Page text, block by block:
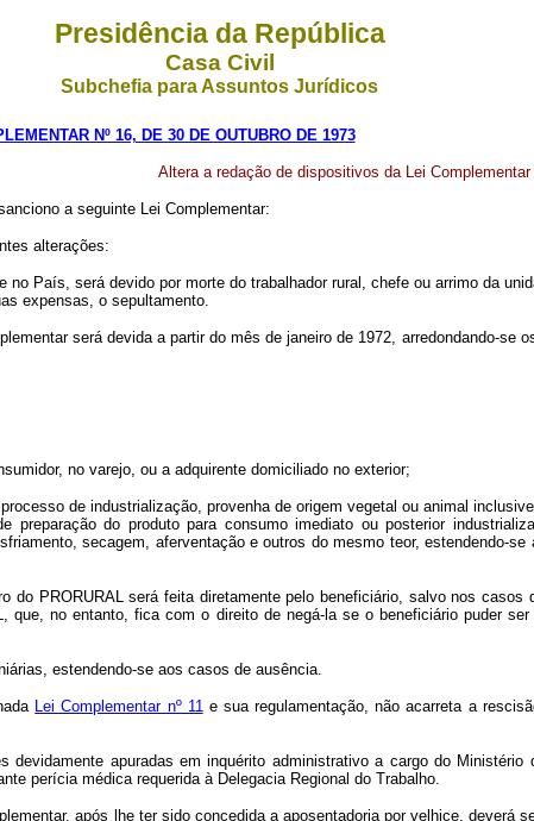
Presidência da República
Casa Civil
Subchefia para Assuntos Jurídicos
Nº 16, DE 30 DE OUTUBRO DE 1973
Altera a redação de dispositivos da Lei
a seguinte Lei Complementar:
alterações:
País, será devido por morte do trabalhador rural, chefe ou arrimo da
expensas, o sepultamento.
será devida a partir do mês de janeiro de 1972, arredondando-se
no varejo, ou a adquirente domiciliado no exterior;
de industrialização, provenha de origem vegetal ou animal
do produto para consumo imediato ou posterior
secagem, aferventação e outros do mesmo teor, estendendo-
do PRORURAL será feita diretamente pelo beneficiário, salvo nos
que, no entanto, fica com o direito de negá-la se o beneficiário puder
estendendo-se aos casos de ausência.
Lei Complementar nº 11e sua regulamentação, não acarreta a
apuradas em inquérito administrativo a cargo do
perícia médica requerida à Delegacia Regional do Trabalho.
após lhe ter sido concedida a aposentadoria por velhice, deverá